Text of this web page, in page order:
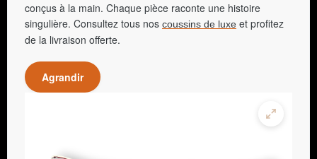
conçus à la main. Chaque pièce raconte une histoire
singulière. Consultez tous nos coussins de luxe et profitez
de la livraison offerte.
Agrandir